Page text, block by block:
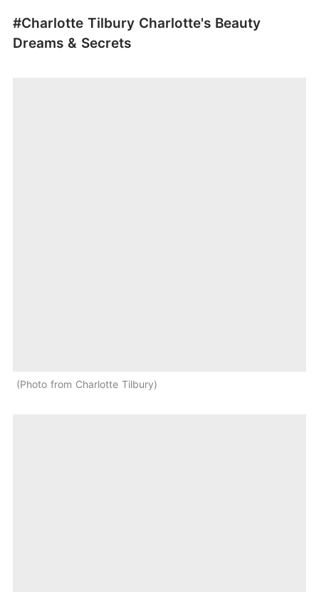
#Charlotte Tilbury Charlotte's Beauty
Dreams & Secrets
Photo from Charlotte Tilbury